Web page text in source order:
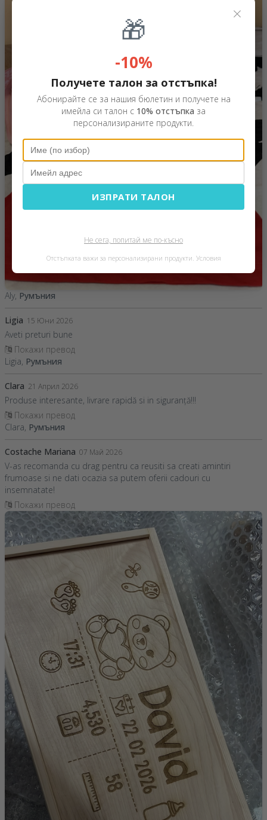
Aly, Румъния
Ligia 15 Юни 2026
Aveti preturi bune
Покажи превод
Ligia, Румъния
Clara 21 Април 2026
Produse interesante, livrare rapidă si in siguranță!!!
Покажи превод
Clara, Румъния
Costache Mariana 07 Май 2026
V-as recomanda cu drag pentru ca reusiti sa creati amintiri
frumoase si ne dati ocazia sa putem oferii cadouri cu
insemnatate!
Покажи превод
×
🎁
-10%
Получете талон за отстъпка!
Абонирайте се за нашия бюлетин и получете на
имейла си талон с 10% отстъпка за
персонализираните продукти.
ИЗПРАТИ ТАЛОН
Не сега, попитай ме по-късно
Отстъпката важи за персонализирани продукти. Условия